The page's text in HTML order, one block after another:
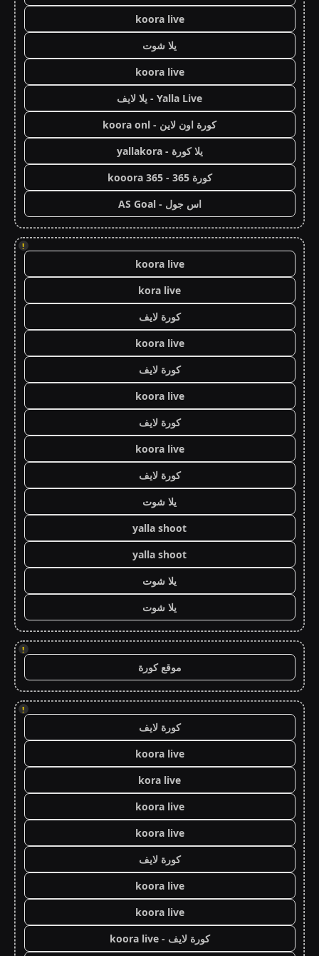
koora live
يلا شوت
koora live
Yalla Live - يلا لايف
كورة اون لاين - koora onl
يلا كورة - yallakora
كورة 365 - kooora 365
اس جول - AS Goal
!
koora live
kora live
كورة لايف
koora live
كورة لايف
koora live
كورة لايف
koora live
كورة لايف
يلا شوت
yalla shoot
yalla shoot
يلا شوت
يلا شوت
!
موقع كورة
!
كورة لايف
koora live
kora live
koora live
koora live
كورة لايف
koora live
koora live
كورة لايف - koora live